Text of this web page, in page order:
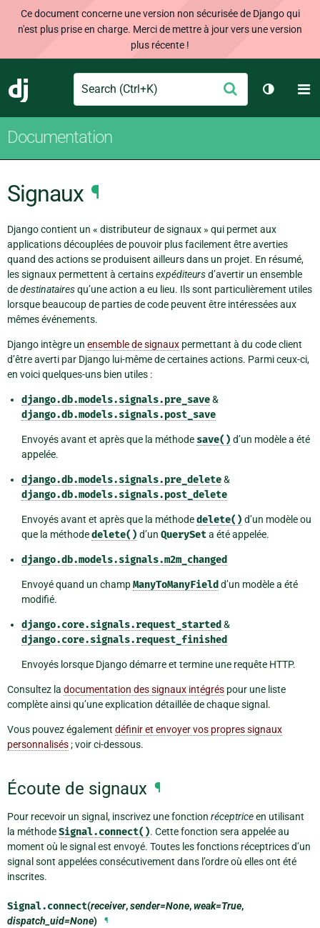
Ce document concerne une version non sécurisée de Django qui
n'est plus prise en charge. Merci de mettre à jour vers une version
plus récente !
Django
Search Envoyer
Changer
Documentation
Signaux ¶
Django contient un « distributeur de signaux » qui permet aux
applications découplées de pouvoir plus facilement être averties
quand des actions se produisent ailleurs dans un projet. En résumé,
les signaux permettent à certainsexpéditeursd’avertir un ensemble
dedestinatairesqu’une action a eu lieu. Ils sont particulièrement utiles
lorsque beaucoup de parties de code peuvent être intéressées aux
mêmes événements.
Django intègre un ensemble de signaux permettant à du code client
d’être averti par Django lui-même de certaines actions. Parmi ceux-ci,
en voici quelques-uns bien utiles :
django.db.models.signals.pre_save&
django.db.models.signals.post_save
Envoyés avant et après que la méthode save() d’un modèle a été
appelée.
django.db.models.signals.pre_delete&
django.db.models.signals.post_delete
Envoyés avant et après que la méthodedelete() d’un modèle ou
que la méthodedelete() d’un QuerySeta été appelée.
django.db.models.signals.m2m_changed
Envoyé quand un champManyToManyField d’un modèle a été
modifié.
django.core.signals.request_started &
django.core.signals.request_finished
Envoyés lorsque Django démarre et termine une requête HTTP.
Consultez la documentation des signaux intégrés pour une liste
complète ainsi qu’une explication détaillée de chaque signal.
Vous pouvez également définir et envoyer vos propres signaux
personnalisés; voir ci-dessous.
Écoute de signaux ¶
Pour recevoir un signal, inscrivez une fonction réceptriceen utilisant
la méthodeSignal.connect(). Cette fonction sera appelée au
moment où le signal est envoyé. Toutes les fonctions réceptrices d’un
signal sont appelées consécutivement dans l’ordre où elles ont été
inscrites.
Signal.connect(receiver,sender=None,weak=True,
dispatch_uid=None) ¶